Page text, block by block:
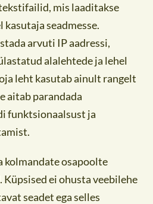
mis laaditakse
seadmesse.
arvuti IP aadressi,
alalehtede ja lehel
leht kasutab ainult rangelt
aitab parandada
funktsionaalsust ja
kolmandate osapoolte
ei ohusta veebilehe
seadet ega selles